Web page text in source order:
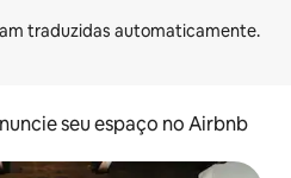
seu espaço no Airbnb